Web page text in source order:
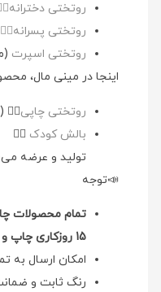
روتختی
روتختی پسرانه👉🏻
روتختی اسپرت
اینجا در مینی مال،
روتختی چاپی
بالش کودک 👉🏻
تولید و عرضه
📣توجه
15 روزکاری چاپ و تولید می‌شود.
امکان ارسال به
رنگ ثابت و ضمانت 2 ساله